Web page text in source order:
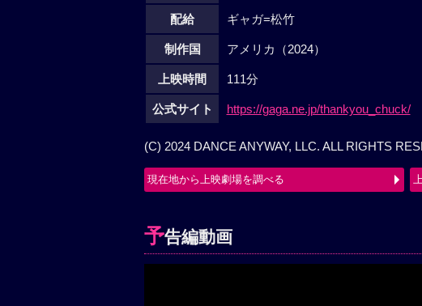
配給 ギャガ=松竹
制作国 アメリカ（2024）
上映時間 111分
公式サイト https://gaga.ne.jp/thankyou_chuck/
(C) 2024 DANCE ANYWAY, LLC. ALL RIGHTS
現在地から上映劇場を調べる
予告編動画